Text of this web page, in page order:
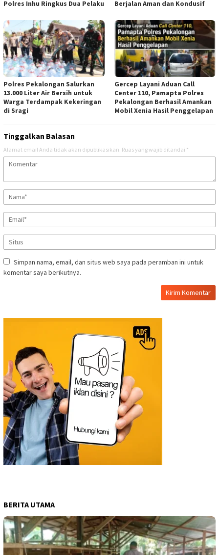
Polres Inhu Ringkus Dua Pelaku Berjalan Aman dan Kondusif
Polres Pekalongan Salurkan
13.000 Liter Air Bersih untuk
Warga Terdampak Kekeringan
di Sragi
Gercep Layani Aduan Call
Center 110, Pamapta Polres
Pekalongan Berhasil Amankan
Mobil Xenia Hasil Penggelapan
Tinggalkan Balasan
Alamat email Anda tidak akan dipublikasikan. Ruas yang wajib ditandai *
Simpan nama, email, dan situs web saya pada peramban ini untuk
komentar saya berikutnya.
BERITA UTAMA